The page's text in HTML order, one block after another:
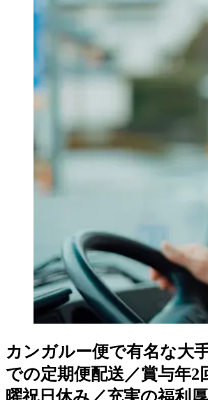
カンガルー便で有名な大
での定期便配送／賞与年2
曜祝日休み／充実の福利